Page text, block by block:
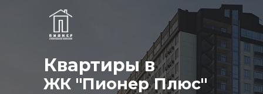
Квартиры в
ЖК "Пионер Плюс"